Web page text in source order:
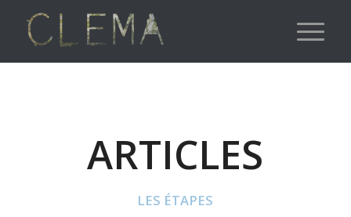
ARTICLES
LES ÉTAPES